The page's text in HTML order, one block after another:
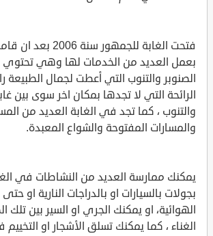
فتحت الغابة للجمهور
بعمل العديد من الخدمات لها وهي تحتوي
الصنوبر والتنوب التي أعطت لجمال الطبيعة
الرائحة التي لا تجدها بمكان اخر سوى بين
والتنوب ، كما تجد في الغابة العديد من
والمسارات المفتوحة والشواع المعبدة.
يمكنك ممارسة العديد من النشاطات في
بجولات بالسيارات او بالدراجات النارية او حتى
الهوائية، او يمكنك الجري او السير بين تلك
الغناء ، كما يمكنك تسلق الأشجار او التخييم